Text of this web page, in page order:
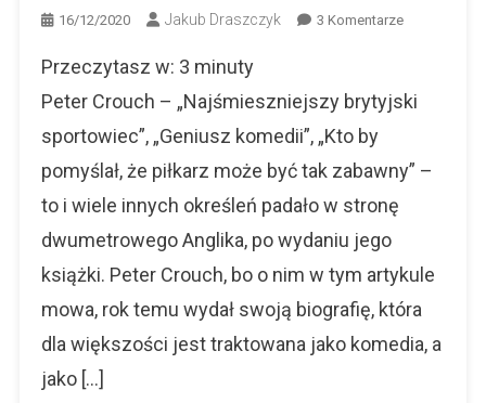
16/12/2020 Jakub Draszczyk 3 KomentarzeDo
–
Uśmiechu.
Przeczytasz w: 3 minuty
Peter Crouch – „Najśmieszniejszy brytyjski
sportowiec”, „Geniusz komedii”, „Kto by
pomyślał, że piłkarz może być tak zabawny” –
to i wiele innych określeń padało w stronę
dwumetrowego Anglika, po wydaniu jego
książki. Peter Crouch, bo o nim w tym artykule
mowa, rok temu wydał swoją biografię, która
dla większości jest traktowana jako komedia, a
jako […]